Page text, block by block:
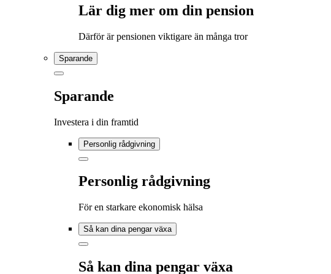
Lär dig mer om din pension
Därför är pensionen viktigare än många tror
Sparande
Sparande
Investera i din framtid
Personlig rådgivning
Personlig rådgivning
För en starkare ekonomisk hälsa
Så kan dina pengar växa
Så kan dina pengar växa